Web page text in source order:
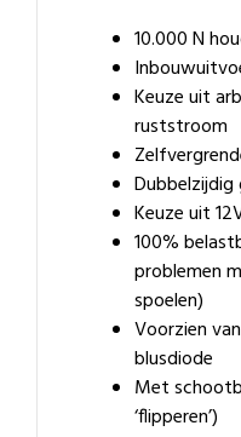
10.000 N
Keuze uit
ruststroom
Keuze uit
100%
problemen
spoelen)
Voorzien
blusdiode
Met
‘flipperen’)